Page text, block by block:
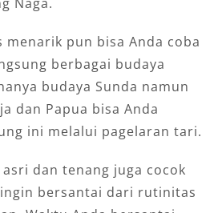
menarik pun bisa Anda coba
berbagai budaya
budaya Sunda namun
dan Papua bisa Anda
ini melalui pagelaran tari.
asri dan tenang juga cocok
bersantai dari rutinitas